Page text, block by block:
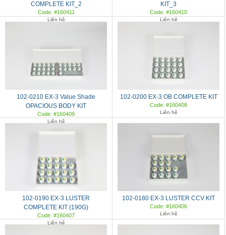
COMPLETE KIT_2
Code: #160411
Liên hệ
KIT_3
Code: #160410
Liên hệ
102-0210 EX-3 Value Shade
OPACIOUS BODY KIT
Code: #160409
Liên hệ
102-0200 EX-3 OB COMPLETE KIT
Code: #160408
Liên hệ
102-0190 EX-3 LUSTER
COMPLETE KIT (190G)
Code: #160407
Liên hệ
102-0180 EX-3 LUSTER CCV KIT
Code: #160406
Liên hệ